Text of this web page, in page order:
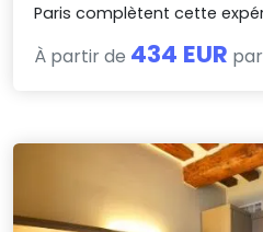
Paris complètent cette
À partir de 434 EUR